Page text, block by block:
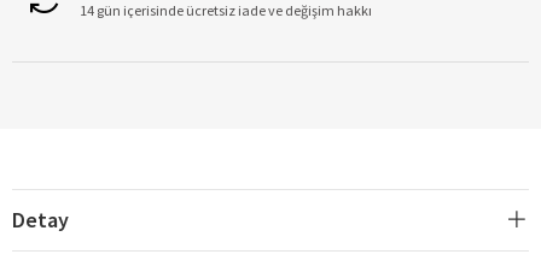
14 gün içerisinde ücretsiz iade ve değişim hakkı
Detay